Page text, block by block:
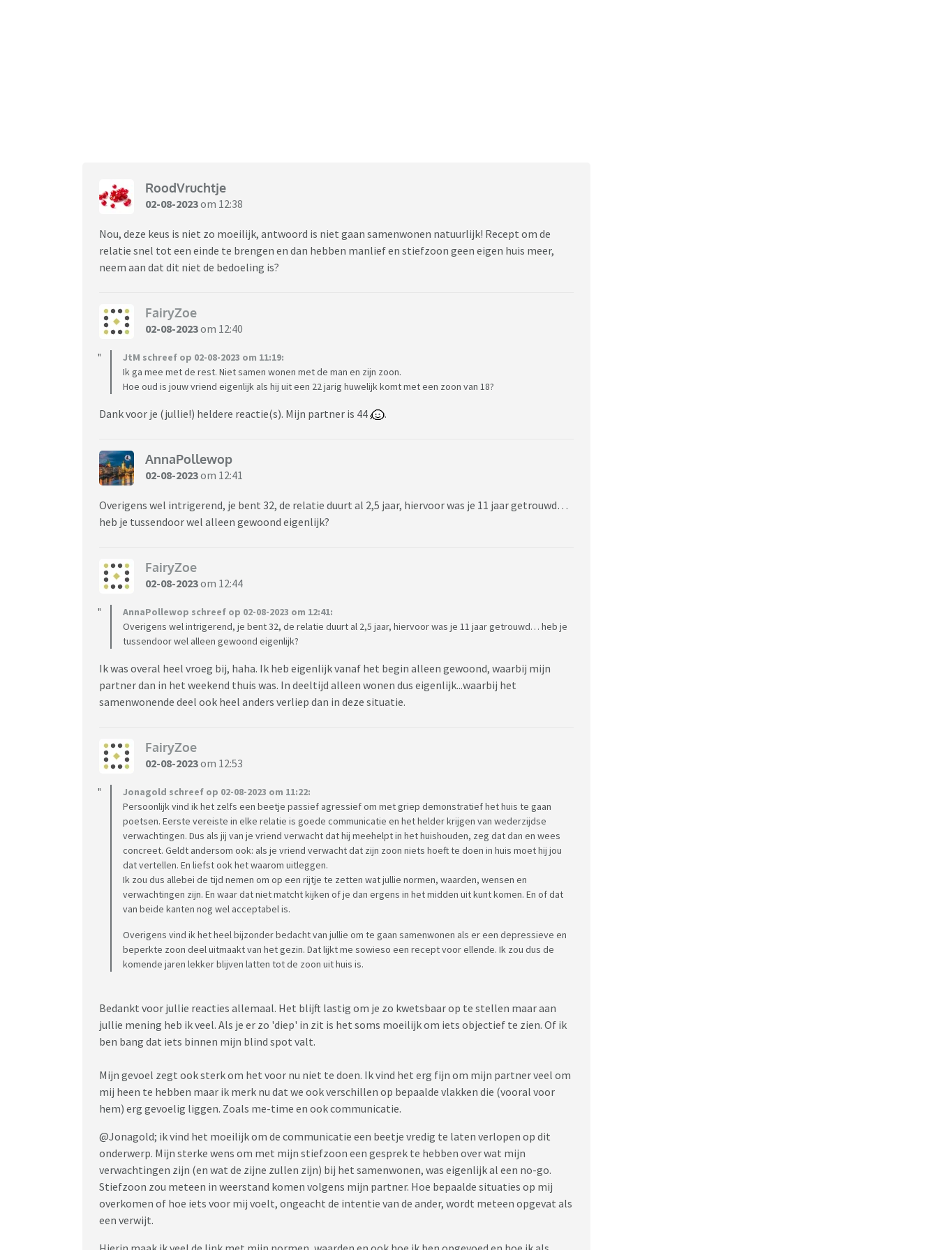
Ben ik te moeilijk?
RoodVruchtje
02-08-2023om 12:38
Nou, deze keus is niet zo moeilijk, antwoord is niet gaan samenwonen natuurlijk! Recept om de
relatie snel tot een einde te brengen en dan hebben manlief en stiefzoon geen eigen huis meer,
neem aan dat dit niet de bedoeling is?
FairyZoe
02-08-2023om 12:40
JtM schreef op 02-08-2023 om 11:19:
Ik ga mee met de rest. Niet samen wonen met de man en zijn zoon.
Hoe oud is jouw vriend eigenlijk als hij uit een 22 jarig huwelijk komt met een zoon van 18?
Dank voor je (jullie!) heldere reactie(s). Mijn partner is 44 .
AnnaPollewop
02-08-2023om 12:41
Overigens wel intrigerend, je bent 32, de relatie duurt al 2,5 jaar, hiervoor was je 11 jaar getrouwd…
heb je tussendoor wel alleen gewoond eigenlijk?
FairyZoe
02-08-2023om 12:44
AnnaPollewop schreef op 02-08-2023 om 12:41:
Overigens wel intrigerend, je bent 32, de relatie duurt al 2,5 jaar, hiervoor was je 11 jaar getrouwd… heb je
tussendoor wel alleen gewoond eigenlijk?
Ik was overal heel vroeg bij, haha. Ik heb eigenlijk vanaf het begin alleen gewoond, waarbij mijn
partner dan in het weekend thuis was. In deeltijd alleen wonen dus eigenlijk...waarbij het
samenwonende deel ook heel anders verliep dan in deze situatie.
FairyZoe
02-08-2023om 12:53
Jonagold schreef op 02-08-2023 om 11:22:
Persoonlijk vind ik het zelfs een beetje passief agressief om met griep demonstratief het huis te gaan
poetsen. Eerste vereiste in elke relatie is goede communicatie en het helder krijgen van wederzijdse
verwachtingen. Dus als jij van je vriend verwacht dat hij meehelpt in het huishouden, zeg dat dan en wees
concreet. Geldt andersom ook: als je vriend verwacht dat zijn zoon niets hoeft te doen in huis moet hij jou
dat vertellen. En liefst ook het waarom uitleggen.
Ik zou dus allebei de tijd nemen om op een rijtje te zetten wat jullie normen, waarden, wensen en
verwachtingen zijn. En waar dat niet matcht kijken of je dan ergens in het midden uit kunt komen. En of dat
van beide kanten nog wel acceptabel is.
Overigens vind ik het heel bijzonder bedacht van jullie om te gaan samenwonen als er een depressieve en
beperkte zoon deel uitmaakt van het gezin. Dat lijkt me sowieso een recept voor ellende. Ik zou dus de
komende jaren lekker blijven latten tot de zoon uit huis is.
Bedankt voor jullie reacties allemaal. Het blijft lastig om je zo kwetsbaar op te stellen maar aan
jullie mening heb ik veel. Als je er zo 'diep' in zit is het soms moeilijk om iets objectief te zien. Of ik
ben bang dat iets binnen mijn blind spot valt.
Mijn gevoel zegt ook sterk om het voor nu niet te doen. Ik vind het erg fijn om mijn partner veel om
mij heen te hebben maar ik merk nu dat we ook verschillen op bepaalde vlakken die (vooral voor
hem) erg gevoelig liggen. Zoals me-time en ook communicatie.
@Jonagold; ik vind het moeilijk om de communicatie een beetje vredig te laten verlopen op dit
onderwerp. Mijn sterke wens om met mijn stiefzoon een gesprek te hebben over wat mijn
verwachtingen zijn (en wat de zijne zullen zijn) bij het samenwonen, was eigenlijk al een no-go.
Stiefzoon zou meteen in weerstand komen volgens mijn partner. Hoe bepaalde situaties op mij
overkomen of hoe iets voor mij voelt, ongeacht de intentie van de ander, wordt meteen opgevat als
een verwijt.